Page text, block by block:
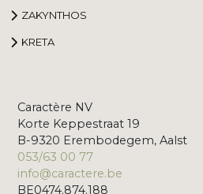
ZAKYNTHOS
KRETA
Caractère NV
Korte Keppestraat 19
B-9320 Erembodegem, Aalst
053/63 00 77
info@caractere.be
BE0474.874.188